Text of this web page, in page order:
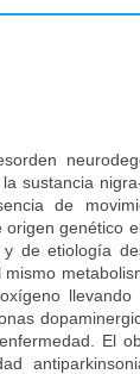
sustancia
de
genético
de etiología
El